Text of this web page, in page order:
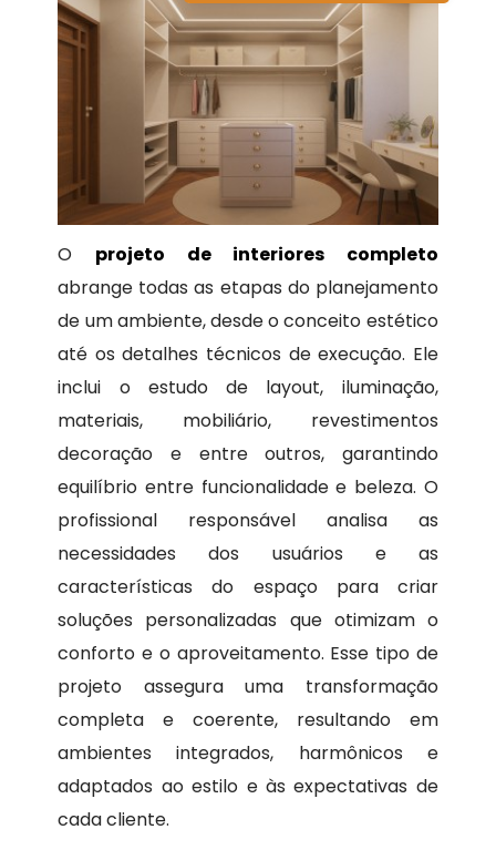
O projeto de interiores completo
abrange todas as etapas do planejamento
de um ambiente, desde o conceito estético
até os detalhes técnicos de execução. Ele
inclui o estudo de layout, iluminação,
materiais, mobiliário, revestimentos
decoração e entre outros, garantindo
equilíbrio entre funcionalidade e beleza. O
profissional responsável analisa as
necessidades dos usuários e as
características do espaço para criar
soluções personalizadas que otimizam o
conforto e o aproveitamento. Esse tipo de
projeto assegura uma transformação
completa e coerente, resultando em
ambientes integrados, harmônicos e
adaptados ao estilo e às expectativas de
cada cliente.